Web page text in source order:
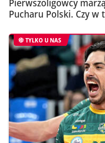
Pierwszoligowcy
Pucharu Polski. Czy
TYLKO U NAS